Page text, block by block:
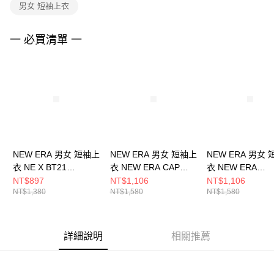
３．未成年的使用者請事先徵得法定代理人或監護人之同意方可使用
４．使用「AFTEE先享後付」時，將依據個別帳號之用戶狀況，依本公司即
男女 短袖上衣
一 必買清單 一
NEW ERA 男女 短袖上
衣 NE X BT21
JOURNEY NEBT21 白
NE14901012
NT$897
NT$1,380
NEW ERA 男女 短袖上
衣 NEW ERA CAP
COMPANY NE 白
NE14500086
NT$1,106
NT$1,580
NEW ERA 男女
衣 NEW ERA
HERITAGE
NE 白
NT$1,106
NT$1,580
詳細說明 相關推薦